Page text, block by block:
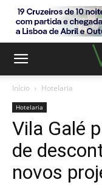
Início Hotelaria
Hotelaria
Vila Galé
de
novos